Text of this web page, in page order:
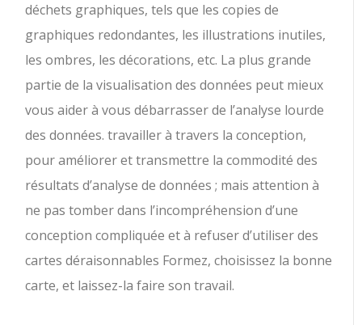
déchets graphiques, tels que les copies de
graphiques redondantes, les illustrations inutiles,
les ombres, les décorations, etc. La plus grande
partie de la visualisation des données peut mieux
vous aider à vous débarrasser de l’analyse lourde
des données. travailler à travers la conception,
pour améliorer et transmettre la commodité des
résultats d’analyse de données ; mais attention à
ne pas tomber dans l’incompréhension d’une
conception compliquée et à refuser d’utiliser des
cartes déraisonnables Formez, choisissez la bonne
carte, et laissez-la faire son travail.